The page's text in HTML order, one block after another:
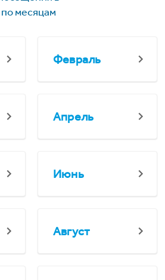
по месяцам
Февраль
Апрель
Июнь
Август